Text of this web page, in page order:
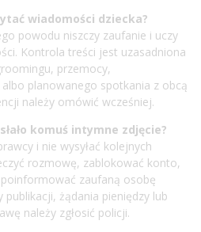
wiadomości dziecka?
powodu niszczy zaufanie i uczy
Kontrola treści jest uzasadniona
przemocy,
planowanego spotkania z obcą
należy omówić wcześniej.
komuś intymne zdjęcie?
i nie wysyłać kolejnych
rozmowę, zablokować konto,
zaufaną osobę
publikacji, żądania pieniędzy lub
należy zgłosić policji.